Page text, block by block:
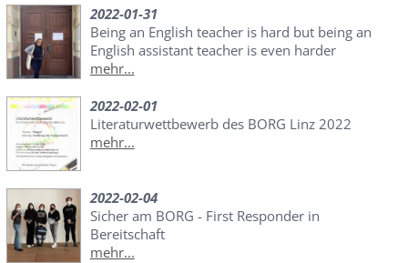
2022-01-31
Being an English teacher is hard but being an
English assistant teacher is even harder
mehr...
2022-02-01
Literaturwettbewerb des BORG Linz 2022
mehr...
2022-02-04
Sicher am BORG - First Responder in
Bereitschaft
mehr...